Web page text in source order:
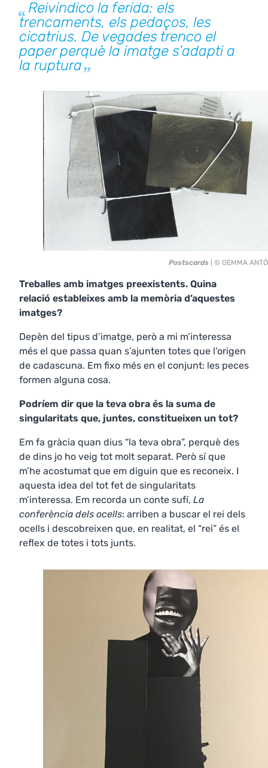
Reivindico la ferida: els
trencaments, els pedaços, les
cicatrius. De vegades trenco el
paper perquè la imatge s’adapti a
la ruptura
Postscards | © GEMMA
Treballes amb imatges preexistents. Quina
relació estableixes amb la memòria d’aquestes
imatges?
Depèn del tipus d’imatge, però a mi m’interessa
més el que passa quan s’ajunten totes que l’origen
de cadascuna. Em fixo més en el conjunt: les peces
formen alguna cosa.
Podríem dir que la teva obra és la suma de
singularitats que, juntes, constitueixen un tot?
Em fa gràcia quan dius “la teva obra”, perquè des
de dins jo ho veig tot molt separat. Però sí que
m’he acostumat que em diguin que es reconeix. I
aquesta idea del tot fet de singularitats
m’interessa. Em recorda un conte sufí, La
conferència dels ocells: arriben a buscar el rei dels
ocells i descobreixen que, en realitat, el “rei” és el
reflex de totes i tots junts.